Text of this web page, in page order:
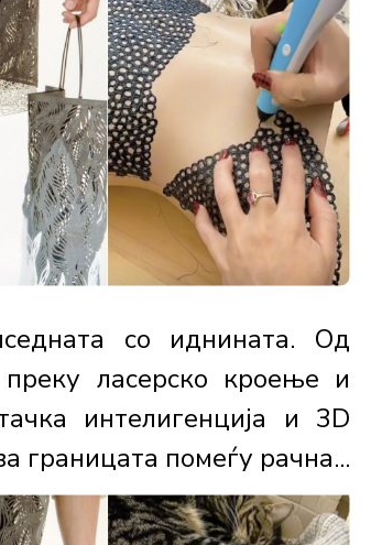
со иднината. Од
ласерско кроење и
интелигенција и 3D
границата помеѓу рачна...